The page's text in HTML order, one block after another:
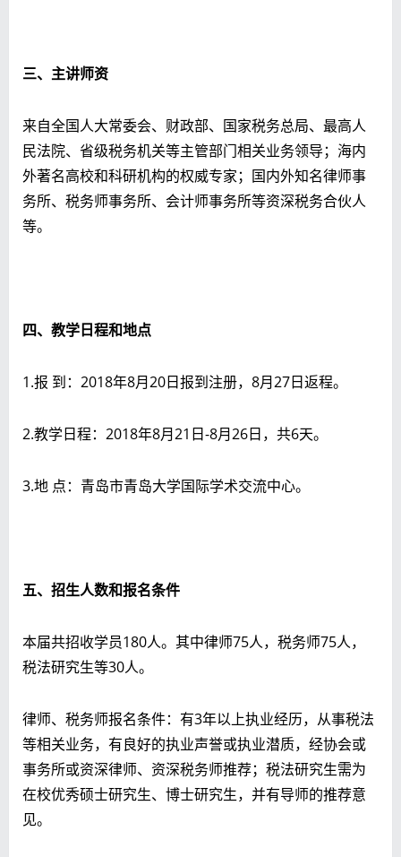
三、主讲师资
来自全国人大常委会、财政部、国家税务总局、最高人
民法院、省级税务机关等主管部门相关业务领导；海内
外著名高校和科研机构的权威专家；国内外知名律师事
务所、税务师事务所、会计师事务所等资深税务合伙人
等。
四、教学日程和地点
1.报 到：2018年8月20日报到注册，8月27日返程。
2.教学日程：2018年8月21日-8月26日，共6天。
3.地 点：青岛市青岛大学国际学术交流中心。
五、招生人数和报名条件
本届共招收学员180人。其中律师75人，税务师75人，
税法研究生等30人。
律师、税务师报名条件：有3年以上执业经历，从事税法
等相关业务，有良好的执业声誉或执业潜质，经协会或
事务所或资深律师、资深税务师推荐；税法研究生需为
在校优秀硕士研究生、博士研究生，并有导师的推荐意
见。